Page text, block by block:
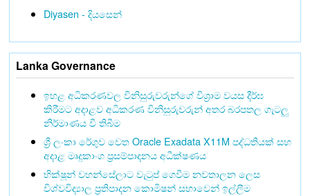
Diyasen - දියසෙන්
Lanka Governance
ඉහළ අධිකරණවල විනිසුරුවරුන්ගේ විශ්‍රාම වයස දීර්ඝ
කිරීමට අදාළව අධිකරණ විනිසුරුවරුන් අතර බරපතල ගැටලු
නිර්මාණය වී තිබීම
ශ්‍රී ලංකා රේගුව වෙත Oracle Exadata X11M පද්ධතියක් සහ
අදාළ මෘදුකාංග ප්‍රසම්පාදනය අධීක්ෂණය
භික්ෂූන් වහන්සේලාට වැටුප් ගෙවීම නවතාලන ලෙස
විශ්වවිද්‍යාල ප්‍රතිපාදන කොමිෂන් සභාවෙන් ඉල්ලීම